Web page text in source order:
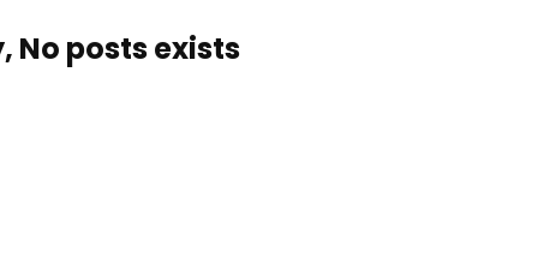
No posts exists…